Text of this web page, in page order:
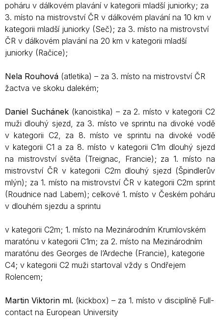
poháru v dálkovém plavání v kategorii mladší juniorky; za
3. místo na mistrovství ČR v dálkovém plavání na 10 km v
kategorii mladší juniorky (Seč); za 3. místo na mistrovství
ČR v dálkovém plavání na 20 km v kategorii mladší
juniorky (Račice);
Nela Rouhová (atletika) – za 3. místo na mistrovství ČR
žactva ve skoku dalekém;
Daniel Suchánek (kanoistika) – za 2. místo v kategorii C2
muži dlouhý sjezd, za 3. místo ve sprintu na divoké vodě
v kategorii C2, za 8. místo ve sprintu na divoké vodě
v kategorii C1 a za 8. místo v kategorii C1m dlouhý sjezd
na mistrovství světa (Treignac, Francie); za 1. místo na
mistrovství ČR v kategorii C2m dlouhý sjezd (Špindlerův
mlýn); za 1. místo na mistrovství ČR v kategorii C2m sprint
(Roudnice nad Labem); celkové 1. místo v Českém poháru
v dlouhém sjezdu a sprintu
v kategorii C2m; 1. místo na Mezinárodním Krumlovském
maratónu v kategorii C1m; za 2. místo na Mezinárodním
maratónu des Georges de l’Ardeche (Francie), kategorie
C4; v kategorii C2 muži startoval vždy s Ondřejem
Rolencem;
Martin Viktorin ml. (kickbox) – za 1. místo v disciplíně Full-
contact na European University